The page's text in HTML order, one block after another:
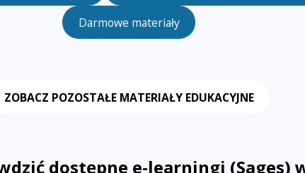
Darmowe materiały
ZOBACZ POZOSTAŁE MATERIAŁY EDUKACYJNE
dostępne e-learningi (Sages)